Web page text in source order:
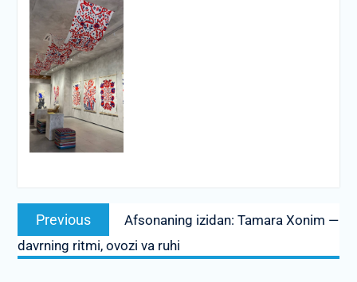
Post
menyusi
Previous
Previous
post:
Afsonaning izidan: Tamara Xonim —
davrning ritmi, ovozi va ruhi